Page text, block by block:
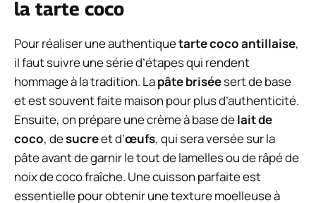
la tarte coco
Pour réaliser une authentiquetarte coco antillaise,
il faut suivre une série d’étapes qui rendent
hommage à la tradition. Lapâte briséesert de base
et est souvent faite maison pour plus d’authenticité.
Ensuite, on prépare une crème à base delait de
coco, desucreet d’œufs, qui sera versée sur la
pâte avant de garnir le tout de lamelles ou de râpé de
noix de coco fraîche. Une cuisson parfaite est
essentielle pour obtenir une texture moelleuse à